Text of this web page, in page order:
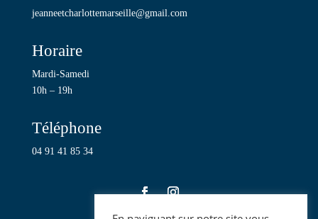
jeanneetcharlottemarseille@gmail.com
Horaire
Mardi-Samedi
10h – 19h
Téléphone
04 91 41 85 34